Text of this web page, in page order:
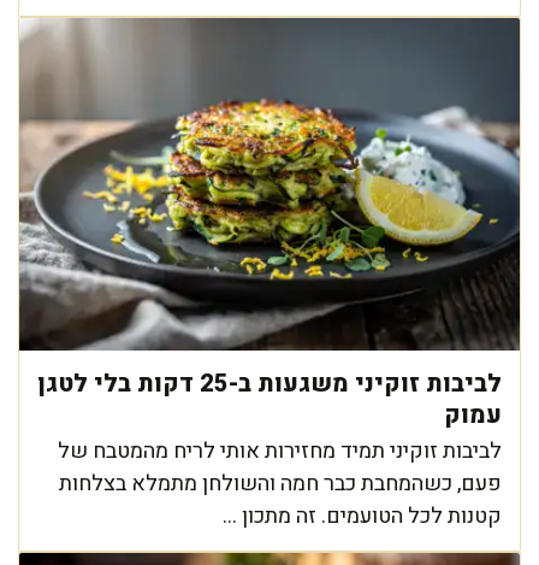
לביבות זוקיני משגעות ב-25 דקות בלי לטגן
עמוק
לביבות זוקיני תמיד מחזירות אותי לריח מהמטבח של
פעם, כשהמחבת כבר חמה והשולחן מתמלא בצלחות
קטנות לכל הטועמים. זה מתכון ...